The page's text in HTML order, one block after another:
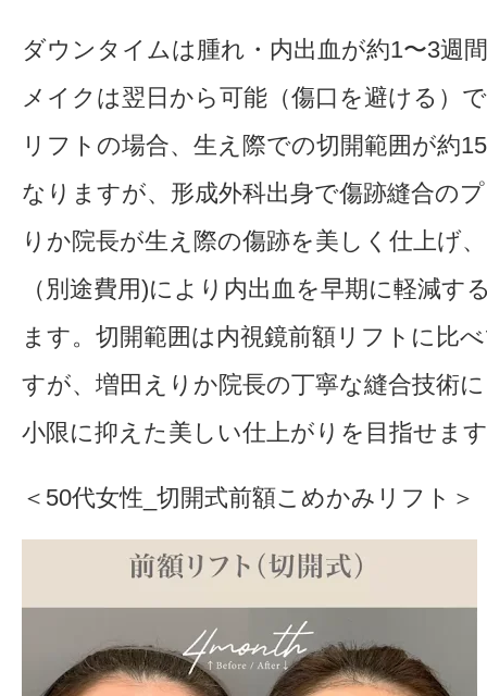
ダウンタイムは腫れ・内出血が約1〜3週
メイクは翌日から可能（傷口を避ける）
リフトの場合、生え際での切開範囲が約
なりますが、形成外科出身で傷跡縫合の
りか院長が生え際の傷跡を美しく仕上げ
（別途費用)により内出血を早期に軽減す
ます。切開範囲は内視鏡前額リフトに比
すが、増田えりか院長の丁寧な縫合技術
小限に抑えた美しい仕上がりを目指せま
＜50代女性_切開式前額こめかみリフト＞